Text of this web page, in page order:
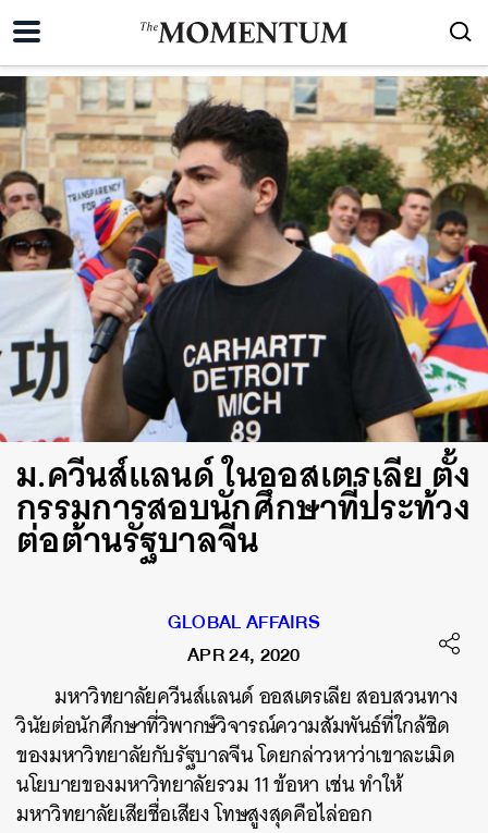
ม.ควีนส์แลนด์ ในออสเตรเลีย ตั้ง
กรรมการสอบนักศึกษาที่ประท้วง
ต่อต้านรัฐบาลจีน
GLOBAL AFFAIRS
APR 24, 2020
มหาวิทยาลัยควีนส์แลนด์ออสเตรเลียสอบสวนทาง
วินัยต่อนักศึกษาที่วิพากษ์วิจารณ์ความสัมพันธ์ที่ใกล้ชิด
ของมหาวิทยาลัยกับรัฐบาลจีนโดยกล่าวหาว่าเขาละเมิด
นโยบายของมหาวิทยาลัยรวม11ข้อหา เช่นทำให้
มหาวิทยาลัยเสียชื่อเสียงโทษสูงสุดคือไล่ออก